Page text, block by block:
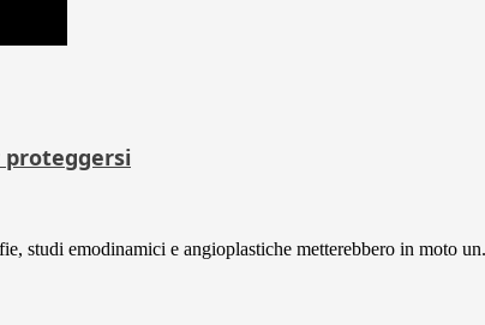
proteggersi
studi emodinamici e angioplastiche metterebbero in moto